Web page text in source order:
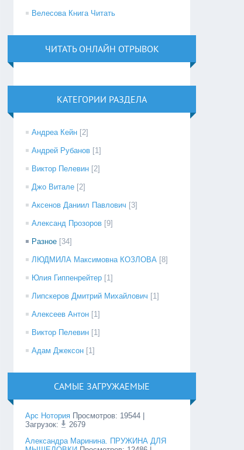
Велесова Книга Читать
ЧИТАТЬ ОНЛАЙН ОТРЫВОК
КАТЕГОРИИ РАЗДЕЛА
Андреа Кейн [2]
Андрей Рубанов [1]
Виктор Пелевин [2]
Джо Витале [2]
Аксенов Даниил Павлович [3]
Александ Прозоров [9]
Разное [34]
ЛЮДМИЛА Максимовна КОЗЛОВА [8]
Юлия Гиппенрейтер [1]
Липскеров Дмитрий Михайлович [1]
Алексеев Антон [1]
Виктор Пелевин [1]
Адам Джексон [1]
САМЫЕ ЗАГРУЖАЕМЫЕ
Арс Нотория Просмотров: 19544
Загрузок:
2679
Александра Маринина. ПРУЖИНА ДЛЯ